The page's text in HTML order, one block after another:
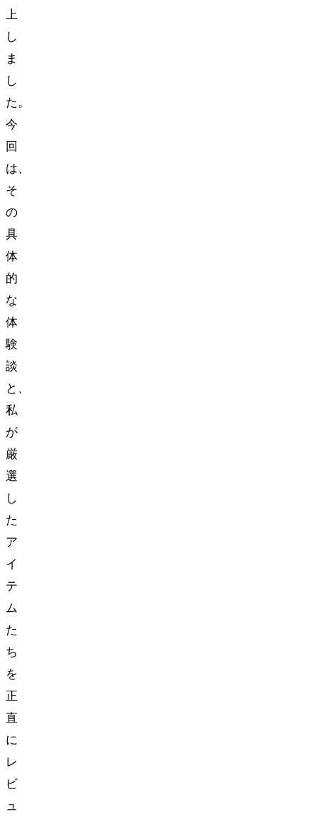
上
し
ま
し
た。
今
回
は、
そ
の
具
体
的
な
体
験
談
と、
私
が
厳
選
し
た
ア
イ
テ
ム
た
ち
を
正
直
に
レ
ビ
ュ